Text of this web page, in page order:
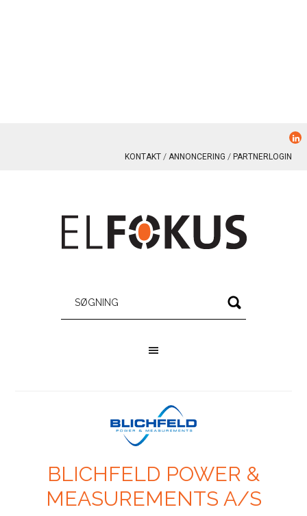
KONTAKT ANNONCERING PARTNERLOGIN
BLICHFELD POWER &
MEASUREMENTS A/S